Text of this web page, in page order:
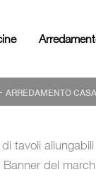
- ARREDAMENTO CASA
tavoli
del